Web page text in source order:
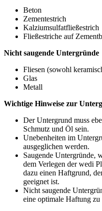
Beton
Zementestrich
Kalziumsulfatfließestrich
Fließestriche auf
Nicht saugende Untergründe
Fliesen (sowohl
Glas
Metall
Wichtige Hinweise zur
Der Untergrund muss
Schmutz und Öl sein.
Unebenheiten im
ausgeglichen werden.
Saugende Untergründe,
dem Verlegen der wedi
dazu einen Haftgrund,
geeignet ist.
Nicht saugende
eine optimale Haftung zu